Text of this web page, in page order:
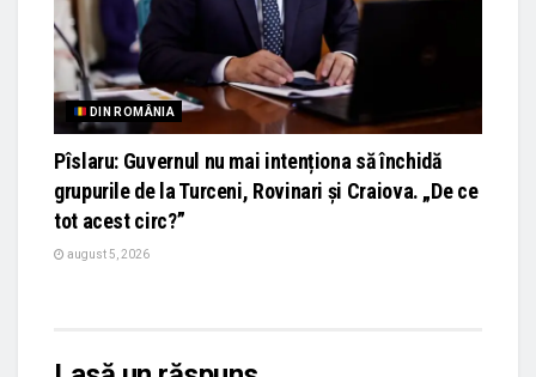
DIN ROMÂNIA
Pîslaru: Guvernul nu mai intenționa să închidă
grupurile de la Turceni, Rovinari și Craiova. „De ce
tot acest circ?”
august 5, 2026